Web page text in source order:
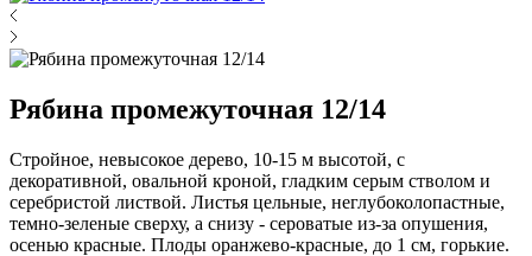
Рябина промежуточная 12/14
Стройное, невысокое дерево, 10-15 м высотой, с
декоративной, овальной кроной, гладким серым стволом и
серебристой листвой. Листья цельные, неглубоколопастные,
темно-зеленые сверху, а снизу - сероватые из-за опушения,
осенью красные. Плоды оранжево-красные, до 1 см, горькие.